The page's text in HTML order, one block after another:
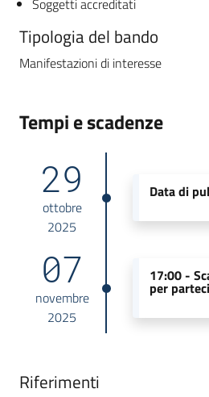
Soggetti accreditati
Tipologia del bando
Manifestazioni di interesse
Tempi e scadenze
29
ottobre
2025
Data di
07
novembre
2025
17:00 -
per
Riferimenti